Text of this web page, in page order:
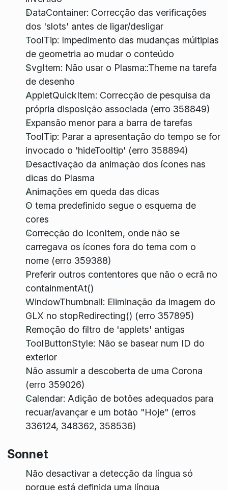
DataContainer: Correcção das verificações
dos 'slots' antes de ligar/desligar
ToolTip: Impedimento das mudanças múltiplas
de geometria ao mudar o conteúdo
SvgItem: Não usar o Plasma::Theme na tarefa
de desenho
AppletQuickItem: Correcção de pesquisa da
própria disposição associada (erro 358849)
Expansão menor para a barra de tarefas
ToolTip: Parar a apresentação do tempo se for
invocado o 'hideTooltip' (erro 358894)
Desactivação da animação dos ícones nas
dicas do Plasma
Animações em queda das dicas
O tema predefinido segue o esquema de
cores
Correcção do IconItem, onde não se
carregava os ícones fora do tema com o
nome (erro 359388)
Preferir outros contentores que não o ecrã no
containmentAt()
WindowThumbnail: Eliminação da imagem do
GLX no stopRedirecting() (erro 357895)
Remoção do filtro de 'applets' antigas
ToolButtonStyle: Não se basear num ID do
exterior
Não assumir a descoberta de uma Corona
(erro 359026)
Calendar: Adição de botões adequados para
recuar/avançar e um botão "Hoje" (erros
336124, 348362, 358536)
Sonnet
Não desactivar a detecção da língua só
porque está definida uma língua